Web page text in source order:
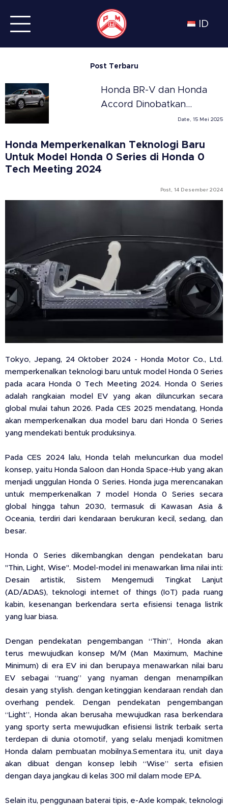
ID
Honda Memperkenalkan Teknologi Baru
Untuk Model Honda 0 Series di Honda 0
Tech Meeting 2024
Post, 14 Desember 2024
Tokyo, Jepang, 24 Oktober 2024 -
Honda Motor Co., Ltd.
memperkenalkan teknologi baru untuk model Honda 0 Series
pada acara Honda 0 Tech Meeting 2024. Honda 0 Series
adalah rangkaian model EV yang akan diluncurkan secara
global mulai tahun 2026. Pada CES 2025 mendatang, Honda
akan memperkenalkan dua model baru dari Honda 0 Series
yang mendekati bentuk produksinya.
Pada CES 2024 lalu, Honda telah meluncurkan dua model
konsep, yaitu Honda Saloon dan Honda Space-Hub yang akan
menjadi unggulan Honda 0 Series. Honda juga merencanakan
untuk memperkenalkan 7 model Honda 0 Series secara
global hingga tahun 2030, termasuk di Kawasan Asia &
Oceania, terdiri dari kendaraan berukuran kecil, sedang, dan
besar.
Honda 0 Series dikembangkan dengan pendekatan baru
"Thin, Light, Wise". Model-model ini menawarkan lima nilai inti:
Desain artistik, Sistem Mengemudi Tingkat Lanjut
(AD/ADAS), teknologi internet of things (IoT) pada ruang
kabin, kesenangan berkendara serta efisiensi tenaga listrik
yang luar biasa.
Dengan pendekatan pengembangan “Thin”, Honda akan
terus mewujudkan konsep M/M (Man Maximum, Machine
Minimum) di era EV ini dan berupaya menawarkan nilai baru
EV sebagai “ruang” yang nyaman dengan menampilkan
desain yang stylish. dengan ketinggian kendaraan rendah dan
overhang pendek. Dengan pendekatan pengembangan
“Light”, Honda akan berusaha mewujudkan rasa berkendara
yang sporty serta mewujudkan efisiensi listrik terbaik serta
terdepan di dunia otomotif, yang selalu menjadi komitmen
Honda dalam pembuatan mobilnya.Sementara itu, unit daya
akan dibuat dengan konsep lebih “Wise” serta efisien
dengan daya jangkau di kelas 300 mil dalam mode EPA.
Selain itu, penggunaan baterai tipis, e-Axle kompak, teknologi
Post Terbaru
Honda BR-V dan Honda
Accord Dinobatkan
Sebagai SUV dan Sedan
Meksiko versi Automovil
Panamericano
Date, 15 Mei 2025